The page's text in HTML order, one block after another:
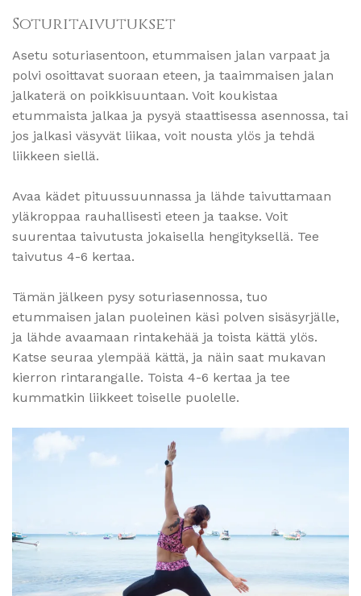
Soturitaivutukset
Asetu soturiasentoon, etummaisen jalan varpaat ja
polvi osoittavat suoraan eteen, ja taaimmaisen jalan
jalkaterä on poikkisuuntaan. Voit koukistaa
etummaista jalkaa ja pysyä staattisessa asennossa, tai
jos jalkasi väsyvät liikaa, voit nousta ylös ja tehdä
liikkeen siellä.
Avaa kädet pituussuunnassa ja lähde taivuttamaan
yläkroppaa rauhallisesti eteen ja taakse. Voit
suurentaa taivutusta jokaisella hengityksellä. Tee
taivutus 4-6 kertaa.
Tämän jälkeen pysy soturiasennossa, tuo
etummaisen jalan puoleinen käsi polven sisäsyrjälle,
ja lähde avaamaan rintakehää ja toista kättä ylös.
Katse seuraa ylempää kättä, ja näin saat mukavan
kierron rintarangalle. Toista 4-6 kertaa ja tee
kummatkin liikkeet toiselle puolelle.